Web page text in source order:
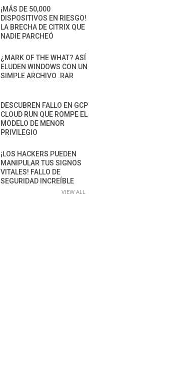
¡MÁS DE 50,000
DISPOSITIVOS EN RIESGO!
LA BRECHA DE CITRIX QUE
NADIE PARCHEÓ
¿MARK OF THE WHAT? ASÍ
ELUDEN WINDOWS CON UN
SIMPLE ARCHIVO .RAR
DESCUBREN FALLO EN GCP
CLOUD RUN QUE ROMPE EL
MODELO DE MENOR
PRIVILEGIO
¡LOS HACKERS PUEDEN
MANIPULAR TUS SIGNOS
VITALES! FALLO DE
SEGURIDAD INCREÍBLE
VIEW ALL